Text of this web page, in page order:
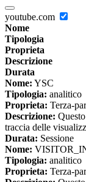
youtube.com
Nome
Tipologia
Proprieta
Descrizione
Durata
Nome: YSC
Tipologia: analitico
Proprieta: Terza-
Descrizione:
traccia delle
Durata: Sessione
Nome:
Tipologia: analitico
Proprieta: Terza-